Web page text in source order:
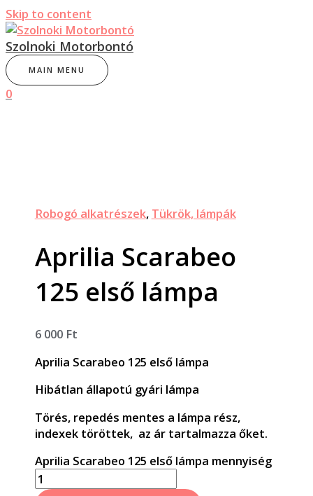
Skip to content
Szolnoki Motorbontó
MAIN MENU
0
Robogó alkatrészek, Tükrök, lámpák
Aprilia Scarabeo
125 első lámpa
6 000 Ft
Aprilia Scarabeo 125 első lámpa
Hibátlan állapotú gyári lámpa
Törés, repedés mentes a lámpa rész,
indexek töröttek, az ár tartalmazza őket.
Aprilia Scarabeo 125 első lámpa mennyiség